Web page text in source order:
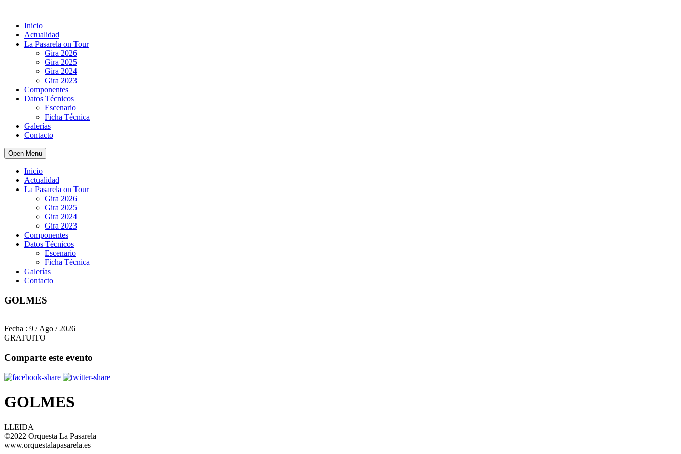
Inicio
Actualidad
La Pasarela on Tour
Gira 2026
Gira 2025
Gira 2024
Gira 2023
Componentes
Datos Técnicos
Escenario
Ficha Técnica
Galerías
Contacto
Open Menu
Inicio
Actualidad
La Pasarela on Tour
Gira 2026
Gira 2025
Gira 2024
Gira 2023
Componentes
Datos Técnicos
Escenario
Ficha Técnica
Galerías
Contacto
GOLMES
Fecha : 9 / Ago / 2026
GRATUITO
Comparte este evento
GOLMES
LLEIDA
©2022 Orquesta La Pasarela
www.orquestalapasarela.es